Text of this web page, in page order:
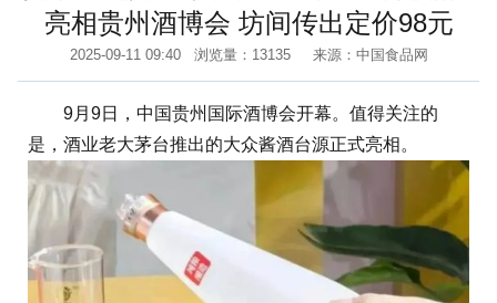
亮相贵州酒博会 坊间传出定价98元
2025-09-11 09:40 浏览量：13135 来源：中国食品网
9月9日，中国贵州国际酒博会开幕。值得关注的
是，酒业老大茅台推出的大众酱酒台源正式亮相。